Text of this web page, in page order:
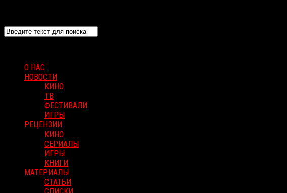
О НАС
НОВОСТИ
КИНО
ТВ
ФЕСТИВАЛИ
ИГРЫ
РЕЦЕНЗИИ
КИНО
СЕРИАЛЫ
ИГРЫ
КНИГИ
МАТЕРИАЛЫ
СТАТЬИ